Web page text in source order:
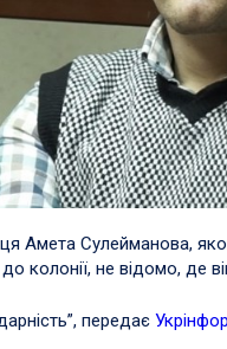
Амета Сулейманова,
колонії, не відомо, де
передає